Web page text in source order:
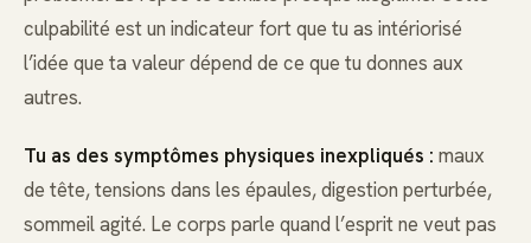
culpabilité est un indicateur fort que tu as intériorisé
l’idée que ta valeur dépend de ce que tu donnes aux
autres.
Tu as des symptômes physiques inexpliqués : maux
de tête, tensions dans les épaules, digestion perturbée,
sommeil agité. Le corps parle quand l’esprit ne veut pas